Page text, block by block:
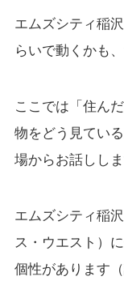
エムズシティ稲
らいで動くかも
ここでは「住ん
物をどう見てい
場からお話ししま
エムズシティ稲
ス・ウエスト）
個性があります